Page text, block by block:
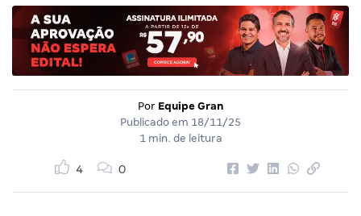
Por Equipe Gran
Publicado em 18/11/25
1 min. de leitura
4 0